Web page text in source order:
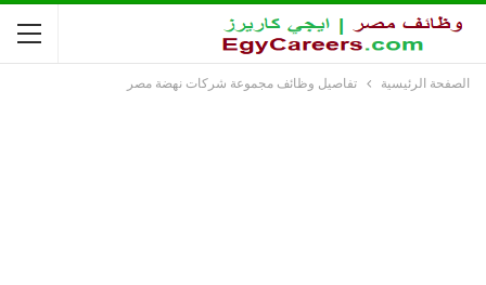
الصفحة الرئيسية تفاصيل وظائف مجموعة شركات نهضة مصر